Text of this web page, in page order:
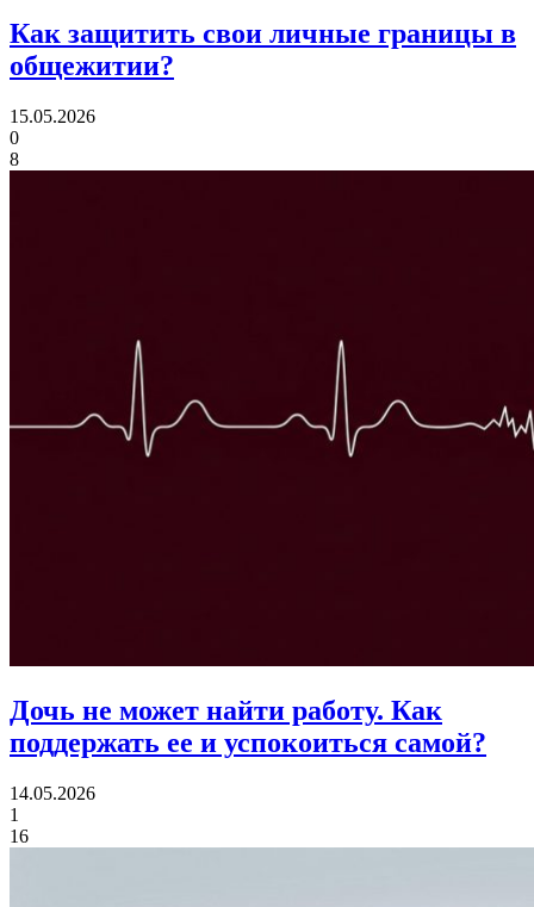
Как защитить свои личные границы в
общежитии?
15.05.2026
0
8
Дочь не может найти работу. Как
поддержать ее и успокоиться самой?
14.05.2026
1
16